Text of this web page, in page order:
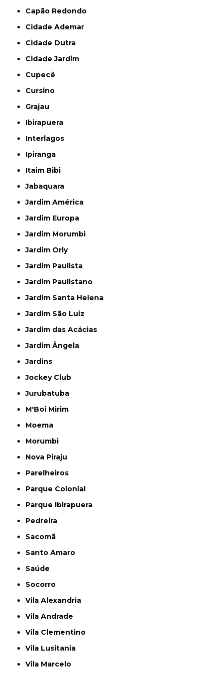
Capão Redondo
Cidade Ademar
Cidade Dutra
Cidade Jardim
Cupecê
Cursino
Grajau
Ibirapuera
Interlagos
Ipiranga
Itaim Bibi
Jabaquara
Jardim América
Jardim Europa
Jardim Morumbi
Jardim Orly
Jardim Paulista
Jardim Paulistano
Jardim Santa Helena
Jardim São Luiz
Jardim das Acácias
Jardim Ângela
Jardins
Jockey Club
Jurubatuba
M'Boi Mirim
Moema
Morumbi
Nova Piraju
Parelheiros
Parque Colonial
Parque Ibirapuera
Pedreira
Sacomã
Santo Amaro
Saúde
Socorro
Vila Alexandria
Vila Andrade
Vila Clementino
Vila Lusitania
Vila Marcelo